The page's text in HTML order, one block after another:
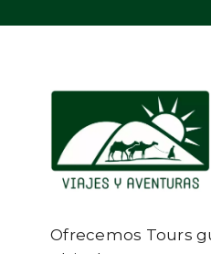
Ofrecemos Tours